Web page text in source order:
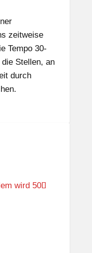
zeitweise
Tempo 30-
Stellen, an
durch